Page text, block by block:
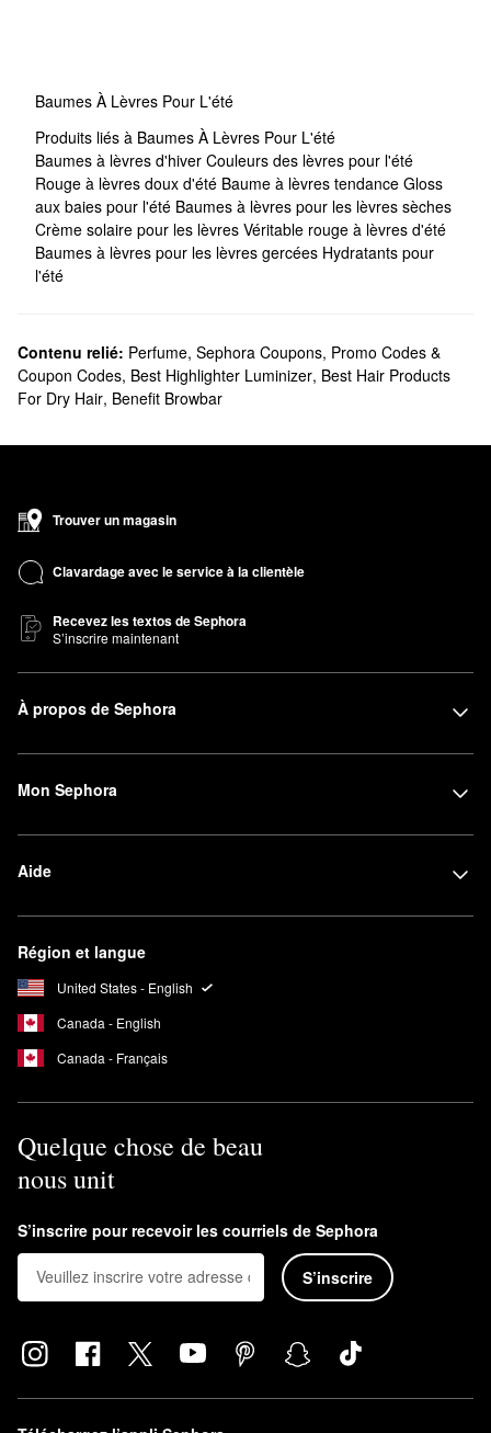
Baumes À Lèvres Pour L'été
Produits liés à Baumes À Lèvres Pour L'été
Baumes à lèvres d'hiver Couleurs des lèvres pour l'été
Rouge à lèvres doux d'été Baume à lèvres tendance Gloss
aux baies pour l'été Baumes à lèvres pour les lèvres sèches
Crème solaire pour les lèvres Véritable rouge à lèvres d'été
Baumes à lèvres pour les lèvres gercées Hydratants pour
l'été
Contenu relié: Perfume, Sephora Coupons, Promo Codes &
Coupon Codes, Best Highlighter Luminizer, Best Hair Products
For Dry Hair, Benefit Browbar
Trouver un magasin
Clavardage avec le service à la clientèle
Recevez les textos de Sephora
S’inscrire maintenant
À propos de Sephora
Mon Sephora
Aide
Région et langue
United States - English
Canada - English
Canada - Français
Quelque chose de beau
nous unit
S’inscrire pour recevoir les courriels de Sephora
S’inscrire